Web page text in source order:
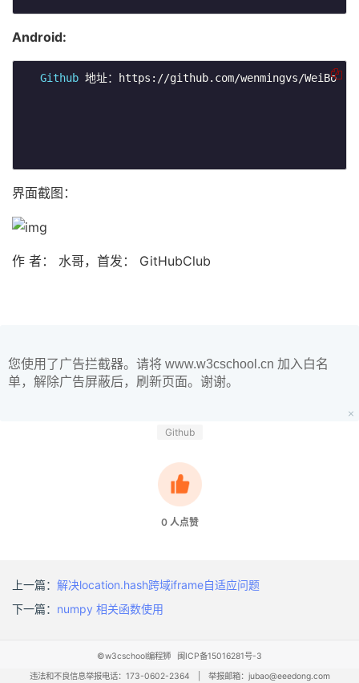
Android:
Github 地址：https://github.com/wenmingvs/WeiBo
界面截图：
作 者： 水哥，首发： GitHubClub
您使用了广告拦截器。请将 www.w3cschool.cn 加入白名
单，解除广告屏蔽后，刷新页面。谢谢。
Github
0 人点赞
上一篇： 解决location.hash跨域iframe自适应问题
下一篇： numpy 相关函数使用
©w3cschool编程狮
闽ICP备15016281号-3
违法和不良信息举报电话：173-0602-2364
举报邮箱：jubao@eeedong.com